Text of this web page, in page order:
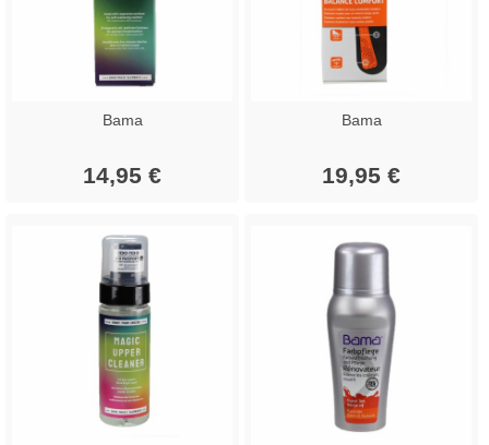
Bama
14,95 €
Bama
19,95 €